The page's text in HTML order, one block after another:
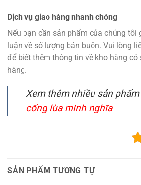
Dịch vụ giao hàng nhanh chóng
Nếu bạn cần sản phẩm của chúng tôi
luận về số lượng bán buôn. Vui lòng
để biết thêm thông tin về kho hàng có
hàng.
Xem thêm nhiều sản
cổng lùa minh nghĩa
SẢN PHẨM TƯƠNG TỰ